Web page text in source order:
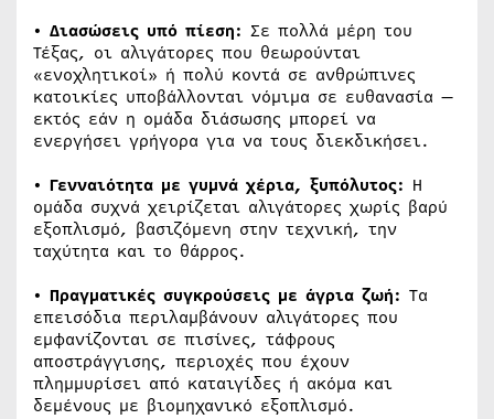
• Διασώσεις υπό πίεση: Σε πολλά μέρη του
Τέξας, οι αλιγάτορες που θεωρούνται
«ενοχλητικοί» ή πολύ κοντά σε ανθρώπινες
κατοικίες υποβάλλονται νόμιμα σε ευθανασία —
εκτός εάν η ομάδα διάσωσης μπορεί να
ενεργήσει γρήγορα για να τους διεκδικήσει.
• Γενναιότητα με γυμνά χέρια, ξυπόλυτος: Η
ομάδα συχνά χειρίζεται αλιγάτορες χωρίς βαρύ
εξοπλισμό, βασιζόμενη στην τεχνική, την
ταχύτητα και το θάρρος.
• Πραγματικές συγκρούσεις με άγρια ζωή: Τα
επεισόδια περιλαμβάνουν αλιγάτορες που
εμφανίζονται σε πισίνες, τάφρους
αποστράγγισης, περιοχές που έχουν
πλημμυρίσει από καταιγίδες ή ακόμα και
δεμένους με βιομηχανικό εξοπλισμό.